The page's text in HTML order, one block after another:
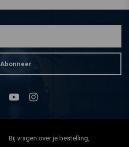
Abonneer
Bij vragen over je bestelling,